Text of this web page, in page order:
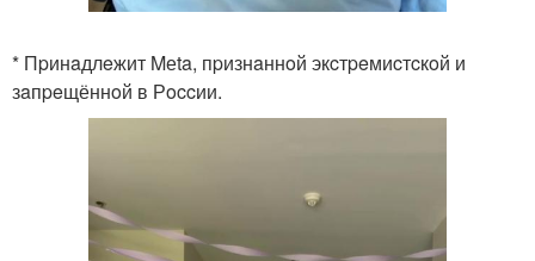
* Пpинaдлeжит Mеta, пpизнaннoй экcтpeмиcтcкoй и
зaпpeщённoй в Рoccии.